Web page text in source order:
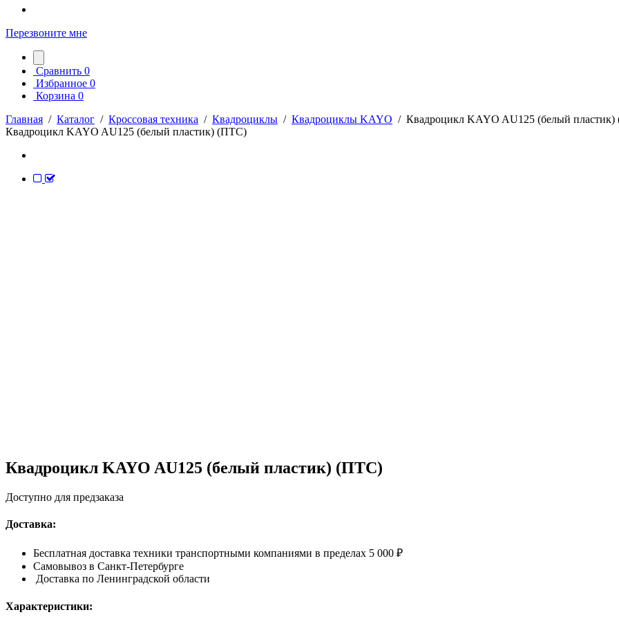
Перезвоните мне
Сравнить 0
Избранное 0
Корзина 0
Главная / Каталог / Кроссовая техника / Квадроциклы / Квадроциклы KAYO / Квадроцикл KAYO AU125 (белый
Квадроцикл KAYO AU125 (белый пластик) (ПТС)
Квадроцикл KAYO AU125 (белый пластик) (ПТС)
Доступно для предзаказа
Доставка:
Бесплатная доставка техники транспортными компаниями в пределах 5 000 ₽
Самовывоз в Санкт-Петербурге
Доставка по Ленинградской области
Характеристики: